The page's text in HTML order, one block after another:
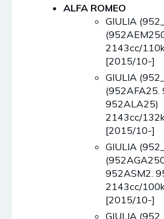
ALFA ROMEO
GIULIA
2143cc/
[2015/10-]
GIULIA
(952AFA25.
952ALA25)
2143cc/
[2015/10-]
GIULIA
952ASM2.
2143cc/
[2015/10-]
GIULIA